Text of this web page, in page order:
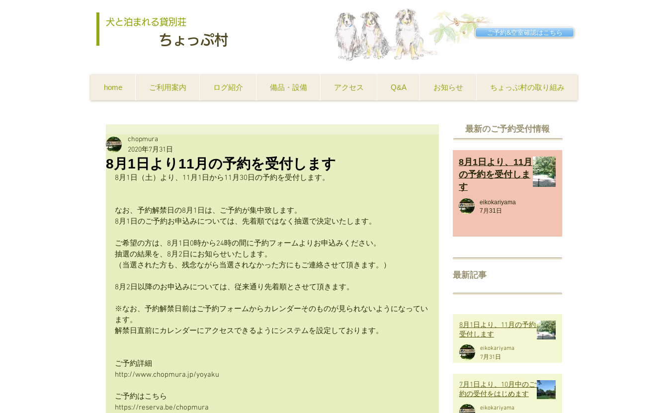
犬と泊まれる貸別荘
ちょっぷ村
ご予約&空室確認はこちら
home ご利用案内 ログ紹介 備品・設備 アクセス Q&A お知らせ ちょっぷ村の取り組み
8月1日より11月の予約を受付します
chopmura
2020年7月31日
8月1日（土）より、11月1日から11月30日の予約を受付します。
なお、予約解禁日の8月1日は、ご予約が集中致します。
8月1日のご予約お申込みについては、先着順ではなく抽選で決定いたします。
ご希望の方は、8月1日0時から24時の間に予約フォームよりお申込みください。
抽選の結果を、8月2日にお知らせいたします。
（当選された方も、残念ながら当選されなかった方にもご連絡させて頂きます。）
8月2日以降のお申込みについては、従来通り先着順とさせて頂きます。
※なお、予約解禁日前はご予約フォームからカレンダーそのものが見られないようになってい
ます。
解禁日直前にカレンダーにアクセスできるようにシステムを設定しております。
ご予約詳細
http://www.chopmura.jp/yoyaku
ご予約はこちら
https://reserva.be/chopmura
​最新のご予約受付情報
8月1日より、11月
の予約を受付しま
す
eikokariyama
7月31日
最新記事
8月1日より、11月の予約を
受付します
eikokariyama
7月31日
7月1日より、10月中のご予
約の受付をはじめます
eikokariyama